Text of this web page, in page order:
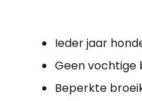
Ieder jaar
Geen vochtige
Beperkte